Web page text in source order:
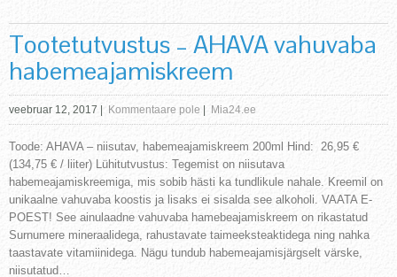
Tootetutvustus – AHAVA vahuvaba
habemeajamiskreem
veebruar 12, 2017 Kommentaare pole Mia24.ee
Toode: AHAVA – niisutav, habemeajamiskreem 200ml Hind: 26,95 €
(134,75 € / liiter) Lühitutvustus: Tegemist on niisutava
habemeajamiskreemiga, mis sobib hästi ka tundlikule nahale. Kreemil on
unikaalne vahuvaba koostis ja lisaks ei sisalda see alkoholi. VAATA E-
POEST! See ainulaadne vahuvaba hamebeajamiskreem on rikastatud
Surnumere mineraalidega, rahustavate taimeeksteaktidega ning nahka
taastavate vitamiinidega. Nägu tundub habemeajamisjärgselt värske,
niisutatud…